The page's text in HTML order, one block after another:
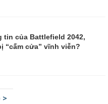
tin của Battlefield 2042,
“cấm cửa” vĩnh viễn?
>